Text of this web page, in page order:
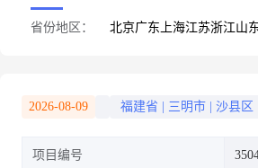
省份地区： 北京广东 上海江苏浙江山
2026-08-09 福建省 三明市 沙县区
项目编号